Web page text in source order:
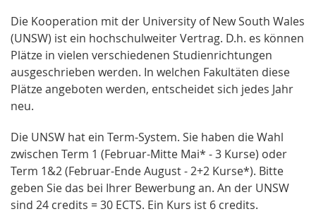
Die Kooperation mit der University of New South Wales
(UNSW) ist ein hochschulweiter Vertrag. D.h. es können
Plätze in vielen verschiedenen Studienrichtungen
ausgeschrieben werden. In welchen Fakultäten diese
Plätze angeboten werden, entscheidet sich jedes Jahr
neu.
Die UNSW hat ein Term-System. Sie haben die Wahl
zwischen Term 1 (Februar-Mitte Mai* - 3 Kurse) oder
Term 1&2 (Februar-Ende August - 2+2 Kurse*). Bitte
geben Sie das bei Ihrer Bewerbung an. An der UNSW
sind 24 credits = 30 ECTS. Ein Kurs ist 6 credits.